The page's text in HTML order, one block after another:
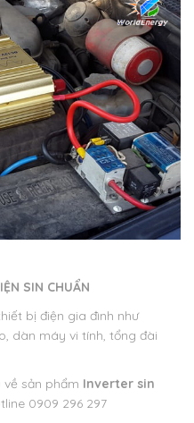
SIN CHUẨN
bị điện gia đình như
dàn máy vi tính, tổng đài
sản phẩm Inverter sin
0909 296 297